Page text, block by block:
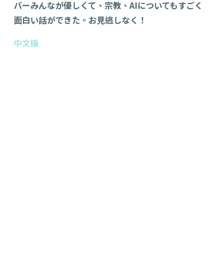
バーみんなが優しくて、宗教、AIについてもすごく
面白い話ができた。お見逃しなく！
中文版